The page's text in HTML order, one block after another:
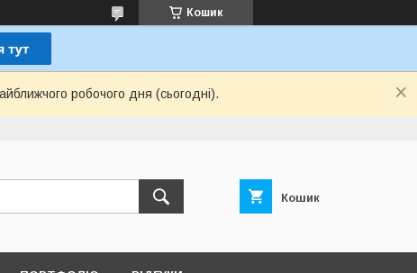
Кошик
робочого дня (сьогодні).
Кошик